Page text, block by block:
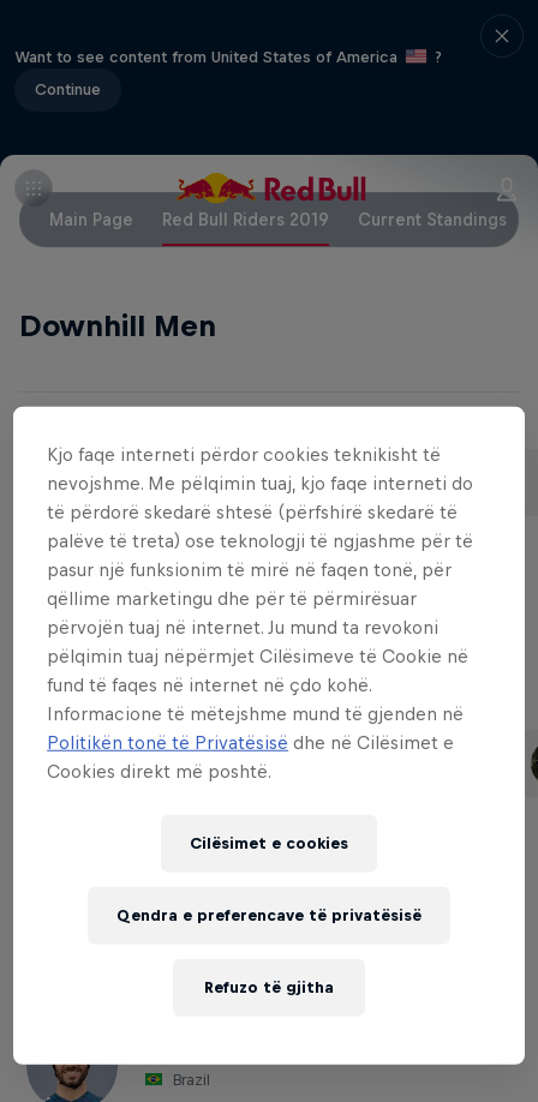
Want to see content from United States of America
?
Continue
Main Page Red Bull Riders 2019 Current Standings
Downhill Men
United States
Loïc Bruni
France
Downhill Women
Të ngjashme
Rachel Atherton
United Kingdom
Tahnée Seagrave
Brazil
Kjo faqe interneti përdor cookies teknikisht të
nevojshme. Me pëlqimin tuaj, kjo faqe interneti do
të përdorë skedarë shtesë (përfshirë skedarë të
palëve të treta) ose teknologji të ngjashme për të
pasur një funksionim të mirë në faqen tonë, për
qëllime marketingu dhe për të përmirësuar
përvojën tuaj në internet. Ju mund ta revokoni
pëlqimin tuaj nëpërmjet Cilësimeve të Cookie në
fund të faqes në internet në çdo kohë.
Informacione të mëtejshme mund të gjenden në
Politikën tonë të Privatësisë dhe në Cilësimet e
Cookies direkt më poshtë.
Cilësimet e cookies
Refuzo të gjitha
Qendra e preferencave të privatësisë